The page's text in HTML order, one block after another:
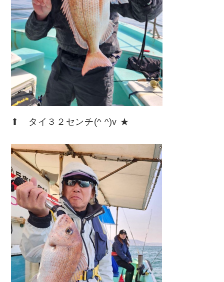
⬆︎ タイ３２センチ(^ ^)v ★